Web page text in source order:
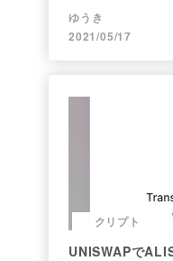
ゆうき
2021/05/17
クリプト
UNISWAPで